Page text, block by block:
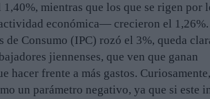
mientras que los que se rigen por
económica— crecieron el 1,26%.
Consumo (IPC) rozó el 3%, queda
jiennenses, que ven que ganan
hacer frente a más gastos.
un parámetro negativo, ya que si este